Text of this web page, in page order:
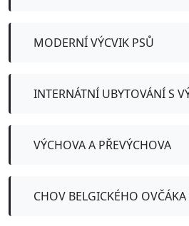
MODERNÍ VÝCVIK PSŮ
INTERNÁTNÍ UBYTOVÁNÍ S
VÝCHOVA A PŘEVÝCHOVA
CHOV BELGICKÉHO